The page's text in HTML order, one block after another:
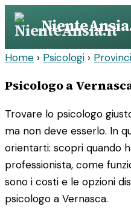
Vai
contenuto
Home › Psicologi ›
Psicologo a
Trovare lo psicologo
ma non deve esserlo. In
orientarti: scopri quando
professionista, come
sono i costi e le opzioni
psicologo a Vernasca.